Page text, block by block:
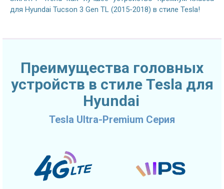
для Hyundai Tucson 3 Gen TL (2015-2018) в стиле Tesla!
Преимущества головных
устройств в стиле Tesla для
Hyundai
Tesla Ultra-Premium Серия